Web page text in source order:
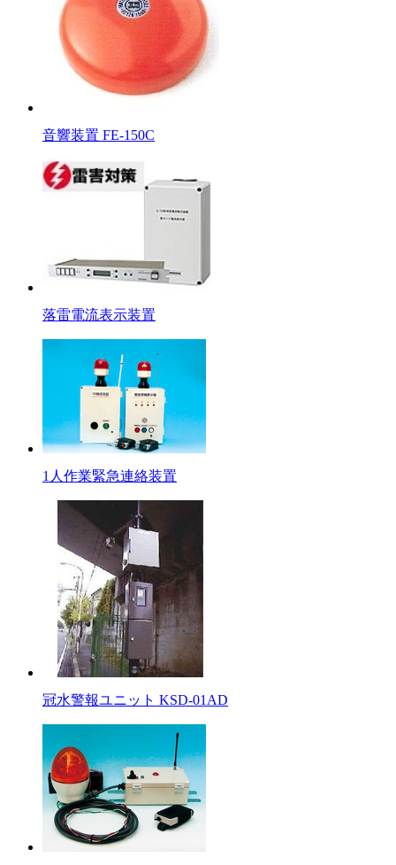
音響装置 FE-150C
落雷電流表示装置
1人作業緊急連絡装置
冠水警報ユニット KSD-01AD